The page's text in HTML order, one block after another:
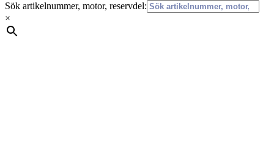
Sök artikelnummer, motor, reservdel:
×